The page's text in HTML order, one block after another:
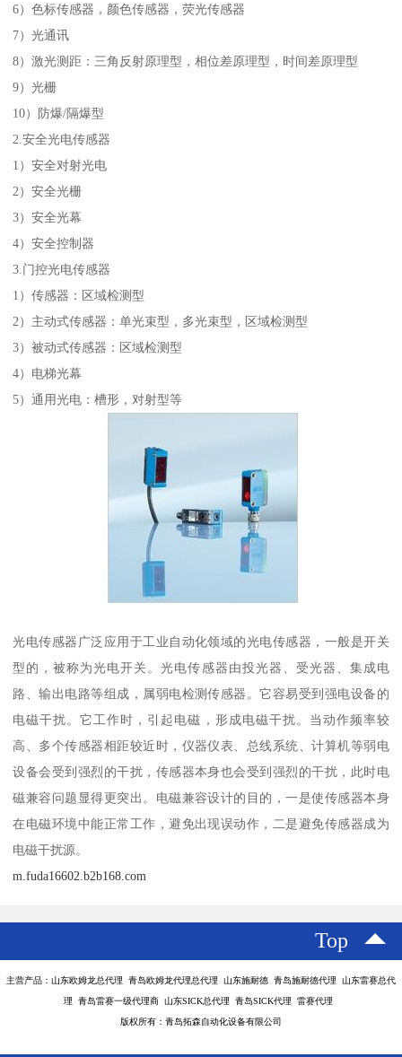
6）色标传感器，颜色传感器，荧光传感器
7）光通讯
8）激光测距：三角反射原理型，相位差原理型，时间差原理型
9）光栅
10）防爆/隔爆型
2.安全光电传感器
1）安全对射光电
2）安全光栅
3）安全光幕
4）安全控制器
3.门控光电传感器
1）传感器：区域检测型
2）主动式传感器：单光束型，多光束型，区域检测型
3）被动式传感器：区域检测型
4）电梯光幕
5）通用光电：槽形，对射型等
光电传感器广泛应用于工业自动化领域的光电传感器，一般是开关
型的，被称为光电开关。光电传感器由投光器、受光器、集成电
路、输出电路等组成，属弱电检测传感器。它容易受到强电设备的
电磁干扰。它工作时，引起电磁，形成电磁干扰。当动作频率较
高、多个传感器相距较近时，仪器仪表、总线系统、计算机等弱电
设备会受到强烈的干扰，传感器本身也会受到强烈的干扰，此时电
磁兼容问题显得更突出。电磁兼容设计的目的，一是使传感器本身
在电磁环境中能正常工作，避免出现误动作，二是避免传感器成为
电磁干扰源。
m.fuda16602.b2b168.com
Top
主营产品：山东欧姆龙总代理 青岛欧姆龙代理总代理 山东施耐德 青岛施耐德代理 山东雷赛总代
理 青岛雷赛一级代理商 山东SICK总代理 青岛SICK代理 雷赛代理
版权所有：青岛拓森自动化设备有限公司